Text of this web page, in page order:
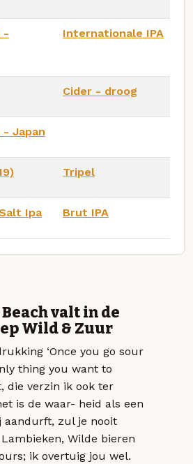
-
Internationale IPA
Cider - droog
- Japan
Tripel
Ipa Brut IPA
valt in de
Wild & Zuur
‘Once you go sour
thing you want to
die verzin ik ook ter
is de waar- heid als een
aandurft, zul je nooit
Wilde bieren
ik overtuig jou wel.